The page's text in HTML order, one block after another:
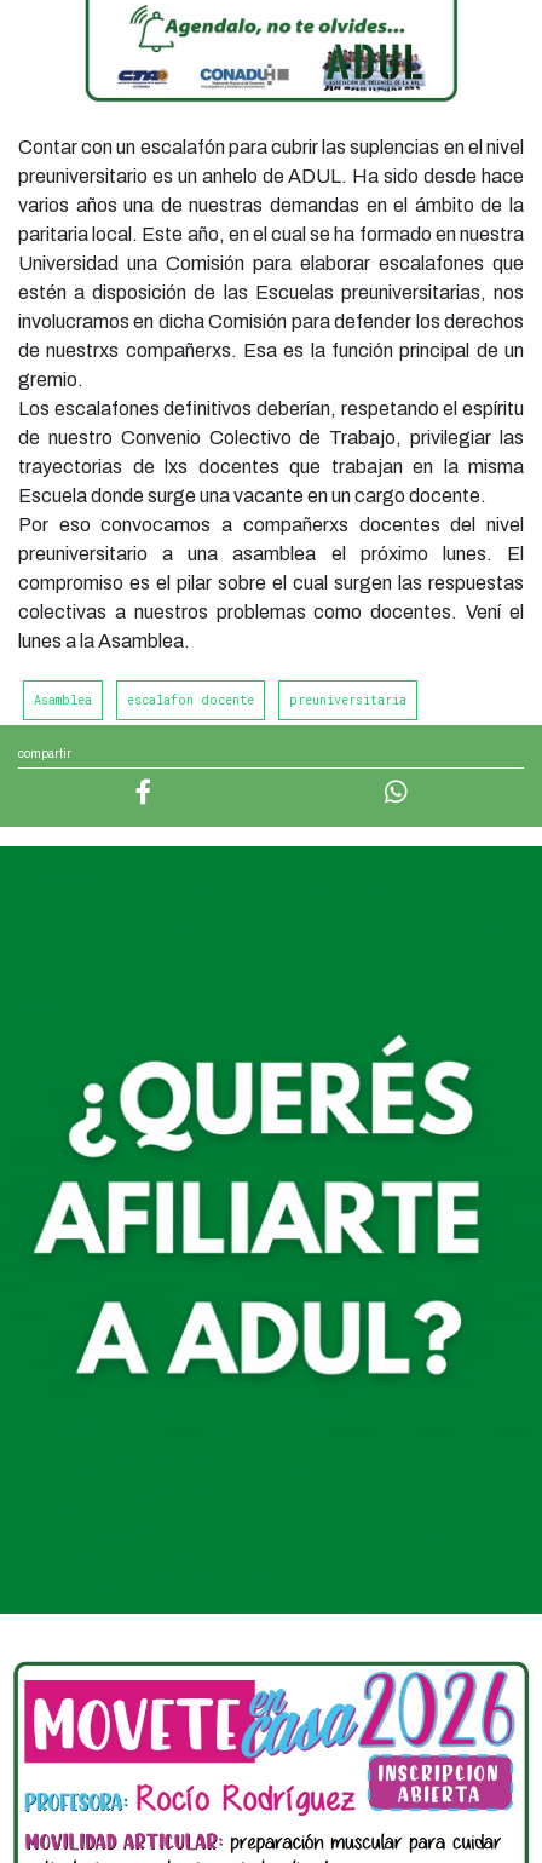
compartir
Asamblea escalafon docente preuniversitaria
Contar con un escalafón para cubrir las suplencias en el nivel
preuniversitario es un anhelo de ADUL. Ha sido desde hace
varios años una de nuestras demandas en el ámbito de la
paritaria local. Este año, en el cual se ha formado en nuestra
Universidad una Comisión para elaborar escalafones que
estén a disposición de las Escuelas preuniversitarias, nos
involucramos en dicha Comisión para defender los derechos
de nuestrxs compañerxs. Esa es la función principal de un
gremio.
Los escalafones definitivos deberían, respetando el espíritu
de nuestro Convenio Colectivo de Trabajo, privilegiar las
trayectorias de lxs docentes que trabajan en la misma
Escuela donde surge una vacante en un cargo docente.
Por eso convocamos a compañerxs docentes del nivel
preuniversitario a una asamblea el próximo lunes. El
compromiso es el pilar sobre el cual surgen las respuestas
colectivas a nuestros problemas como docentes. Vení el
lunes a la Asamblea.